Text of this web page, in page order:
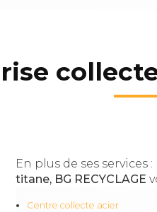
En plus de ses services :
titane, BG RECYCLAGE
Centre collecte acier